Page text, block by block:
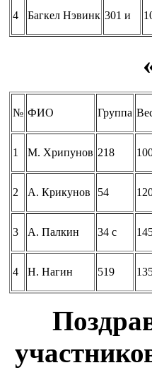
4 Багкел Нэвинк 301 и
№ ФИО Группа
1 М. Хрипунов 218
2 А. Крикунов 54
3 А. Палкин 34 с
4 Н. Нагин 519